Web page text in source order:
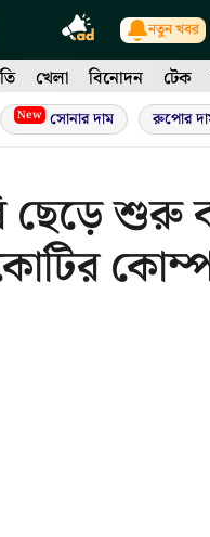
নতুন খবর
খেলা বিনোদন টেক
New সোনার দাম রুপোর
ছেড়ে শুরু